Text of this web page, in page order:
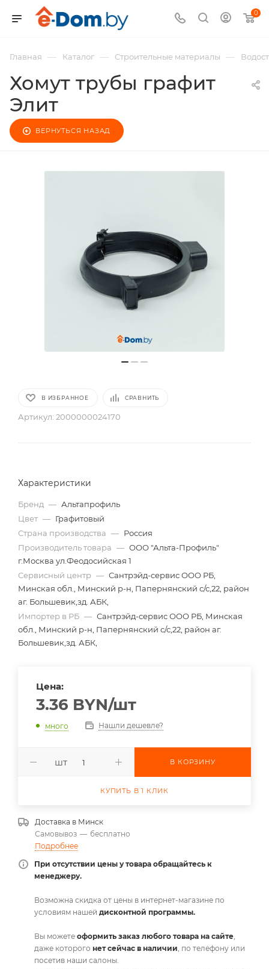
0
Главная — Каталог — Строительные материалы —
Хомут трубы графит
Элит
ВЕРНУТЬСЯ НАЗАД
В ИЗБРАННОЕ СРАВНИТЬ
Артикул: 2000000024170
Характеристики
Бренд — Альтапрофиль
Цвет — Графитовый
Страна производства — Россия
Производитель товара — ООО "Альта-Профиль"
г.Москва ул.Феодосийская 1
Сервисный центр — Сантрэйд-сервис ООО РБ,
Минская обл., Минский р-н, Папернянский с/с,22, район
аг. Большевик,зд. АБК,
Импортер в РБ — Сантрэйд-сервис ООО РБ, Минская
обл., Минский р-н, Папернянский с/с,22, район аг.
Большевик,зд. АБК,
Цена:
3.36 BYN/шт
много Нашли дешевле?
шт В КОРЗИНУ
КУПИТЬ В 1 КЛИК
Доставка в Минск
Самовывоз — бесплатно
Подробнее
При отсутствии цены у товара обращайтесь к
менеджеру.
Возможна скидка от цены в интернет-магазине по
условиям нашей дисконтной программы.
Вы можете оформить заказ любого товара на сайте,
даже которого нет сейчас в наличии, по телефону или
посетив наши салоны.